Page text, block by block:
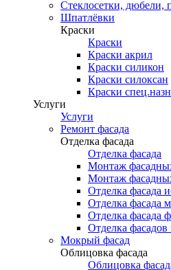
Стеклосетки, дюбели,
Шпатлёвки
Краски
Краски
Краски акрил
Краски силикон
Краски силоксан
Краски
Услуги
Услуги
Ремонт фасада
Отделка фасада
Отделка фасада
Монтаж
Монтаж
Отделка фасада
Отделка фасада
Отделка фасада
Отделка фасадов
Мокрый фасад
Облицовка фасада
Облицовка